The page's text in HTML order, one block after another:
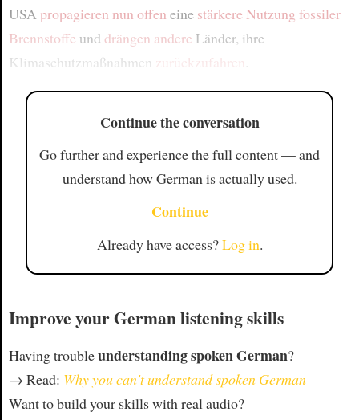
USA propagieren nun offen eine stärkere Nutzung fossiler
Brennstoffe und drängen andere Länder, ihre
Klimaschutzmaßnahmen zurückzufahren
Continue the conversation
Go further and experience the full content — and
understand how German is actually used.
Continue
Already have access?Log in.
Improve your German listening skills
Having troubleunderstanding spoken German?
→ Read: Why you can't understand spoken German
Want to build your skills with real audio?